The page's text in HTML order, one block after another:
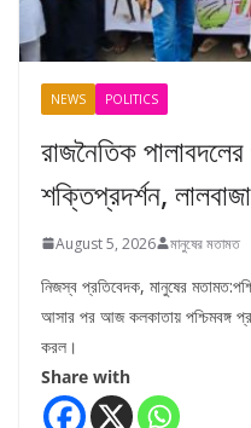
NEWS POLITICS
রাজনৈতিক
শক্তিপ্রদর্শন,
August 5, 2026 মানুষের মতামত
নিজস্ব প্রতিবেদক, মানুষের
আসার পর আজ কলকাতায় পশ্চিমবঙ্গ
করল।
Share with